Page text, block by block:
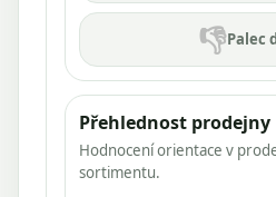
👎Palec
Přehlednost prodejny
Hodnocení orientace v
sortimentu.